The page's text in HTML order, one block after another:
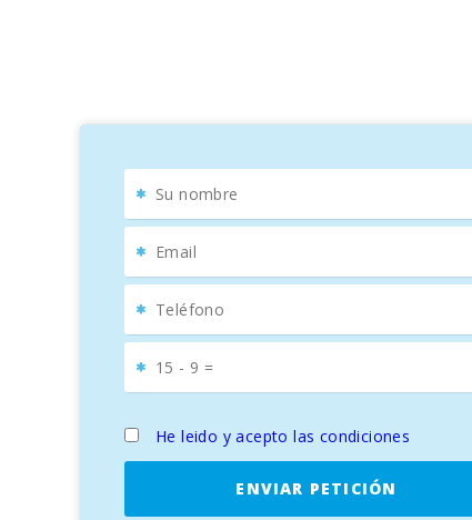
Si buscas una experiencia auténtica en un
He leido y acepto las condiciones
ENVIAR PETICIÓN